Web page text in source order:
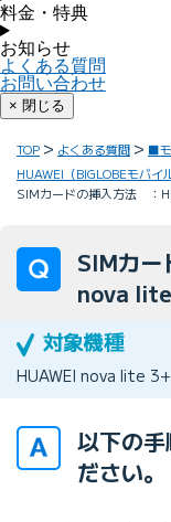
料金・特典
お知らせ
よくある質問
お問い合わせ
× 閉じる
TOP よくある質問 ■
HUAWEI（BIGLOBEモバイ
SIMカードの挿入方法 ：
SIMカ
nova
HUAWEI nova lite 3+
以下の
ださい。